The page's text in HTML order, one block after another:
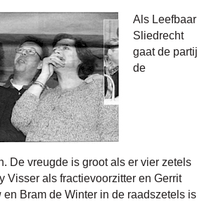
Als Leefbaar
Sliedrecht
gaat de partij
de
De vreugde is groot als er vier zetels
Visser als fractievoorzitter en Gerrit
en Bram de Winter in de raadszetels is